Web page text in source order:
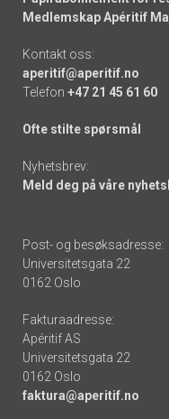
Medlemskap Apéritif
Kontakt oss:
aperitif@aperitif.no
Telefon +47 21 45 61 60
Ofte stilte spørsmål
Nyhetsbrev:
Meld deg på våre
Post- og besøksadresse:
Universitetsgata 22
0162 Oslo
Fakturaadresse:
Apéritif AS
Universitetsgata 22
0162 Oslo
faktura@aperitif.no